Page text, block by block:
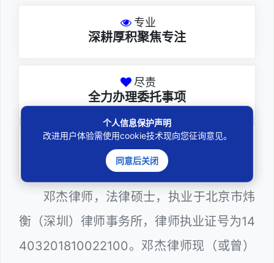
专业
深耕厚积聚焦专注
尽责
全力办理委托事项
务实
扎实维护合法权益
邓杰律师，法律硕士，执业于北京市炜
衡（深圳）律师事务所，律师执业证号为14
403201810022100。邓杰律师现（或曾）
个人信息保护声明
改进用户体验需使用cookie技术现向您征询意见。
同意后关闭